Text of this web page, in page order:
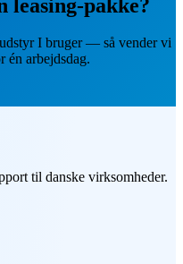
leasing-pakke?
I bruger — så vender vi
én arbejdsdag.
til danske virksomheder.